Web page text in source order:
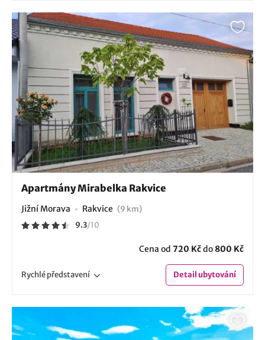
Apartmány Mirabelka Rakvice
Jižní Morava Rakvice (9 km)
9.3/10
Cena od 720 Kčdo 800 Kč
Rychlépředstavení Detailubytování